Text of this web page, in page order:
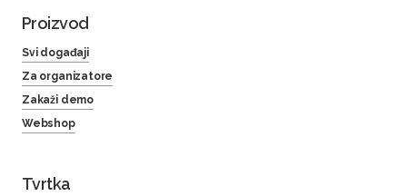
Proizvod
Svi događaji
Za organizatore
Zakaži demo
Webshop
Tvrtka